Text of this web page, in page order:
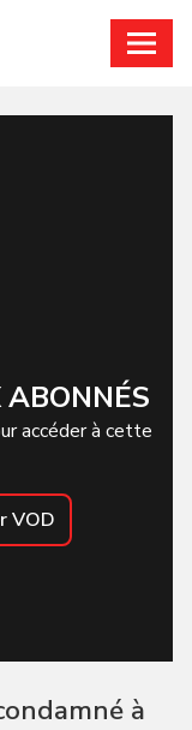
ABONNÉS
accéder à cette
VOD
à